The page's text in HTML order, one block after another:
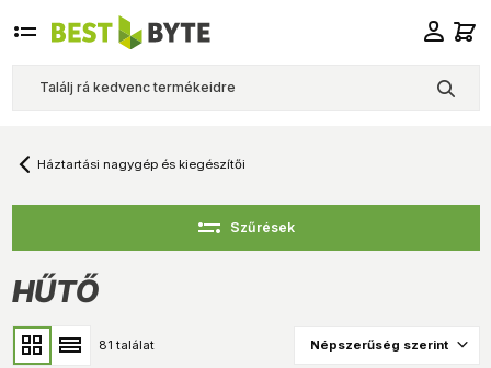
Háztartási nagygép és kiegészítői
HŰTŐ
81 találat
Szűrések